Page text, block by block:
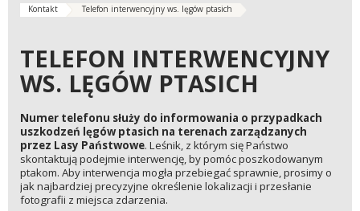
Kontakt Telefon interwencyjny ws. lęgów ptasich
TELEFON INTERWENCYJNY
WS. LĘGÓW PTASICH
Numer telefonu służy do informowania o przypadkach
uszkodzeń lęgów ptasich na terenach zarządzanych
przez Lasy Państwowe. Leśnik, z którym się Państwo
skontaktują podejmie interwencję, by pomóc poszkodowanym
ptakom. Aby interwencja mogła przebiegać sprawnie, prosimy o
jak najbardziej precyzyjne określenie lokalizacji i przesłanie
fotografii z miejsca zdarzenia.